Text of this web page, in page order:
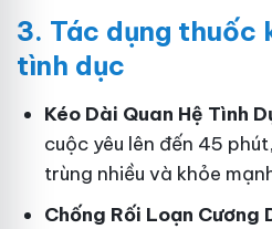
3. Tác dụng thuốc
tình dục
Kéo Dài Quan Hệ Tình
cuộc yêu lên đến 45
trùng nhiều và khỏe
Chống Rối Loạn Cương